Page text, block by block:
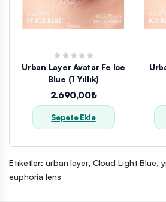
Urban Layer Avatar Fe Ice
Blue (1 Yıllık)
2.690,00₺
Sepete Ekle
Etiketler: urban layer, Cloud Light Blue,
euphoria lens